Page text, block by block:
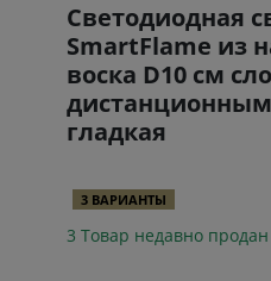
Светодиодная
SmartFlame из
воска D10 см
гладкая
3 ВАРИАНТЫ
3 Товар недавно продан